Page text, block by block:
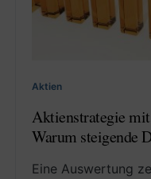
Aktien
Aktienstrategie
Warum steigende
Eine Auswertung